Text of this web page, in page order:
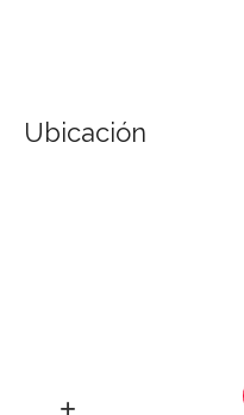
Ubicación